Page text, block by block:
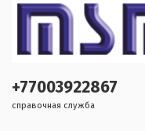
+77003922867
справочная служба